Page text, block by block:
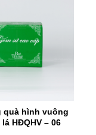
quà hình vuông
HĐQHV – 06